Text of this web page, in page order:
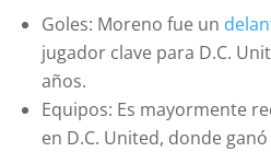
Goles: Moreno fue un
jugador clave para D.C.
años.
Equipos: Es mayormente
en D.C. United, donde